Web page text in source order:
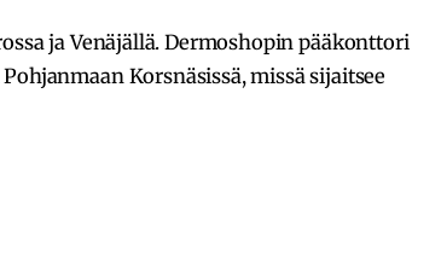
ja Venäjällä. Dermoshopin pääkonttori
Korsnäsissä, missä sijaitsee